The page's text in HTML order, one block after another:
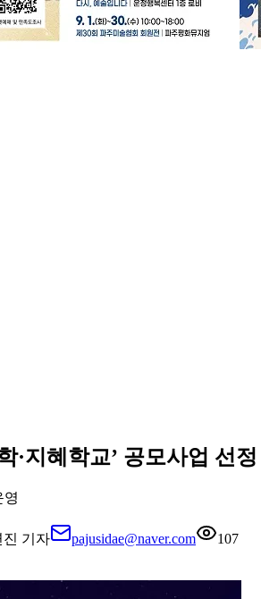
·지혜학교’ 공모사업 선정
영
진 기자 pajusidae@naver.com 107